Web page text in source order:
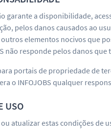
garante a disponibilidade,
pelos danos causados ao
outros elementos nocivos
não responde pelos danos
portais de propriedade de
o INFOJOBS qualquer
USO
atualizar estas condições